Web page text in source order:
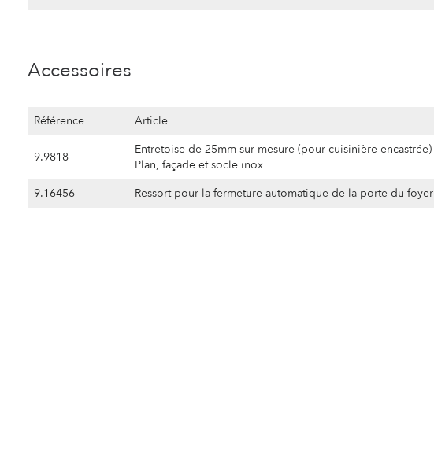
Accessoires
Référence Article
9.9818
Entretoise de 25mm sur mesure (pour cuisinière encastrée)
Plan, façade et socle inox
9.16456
Ressort pour la fermeture automatique de la porte du foyer